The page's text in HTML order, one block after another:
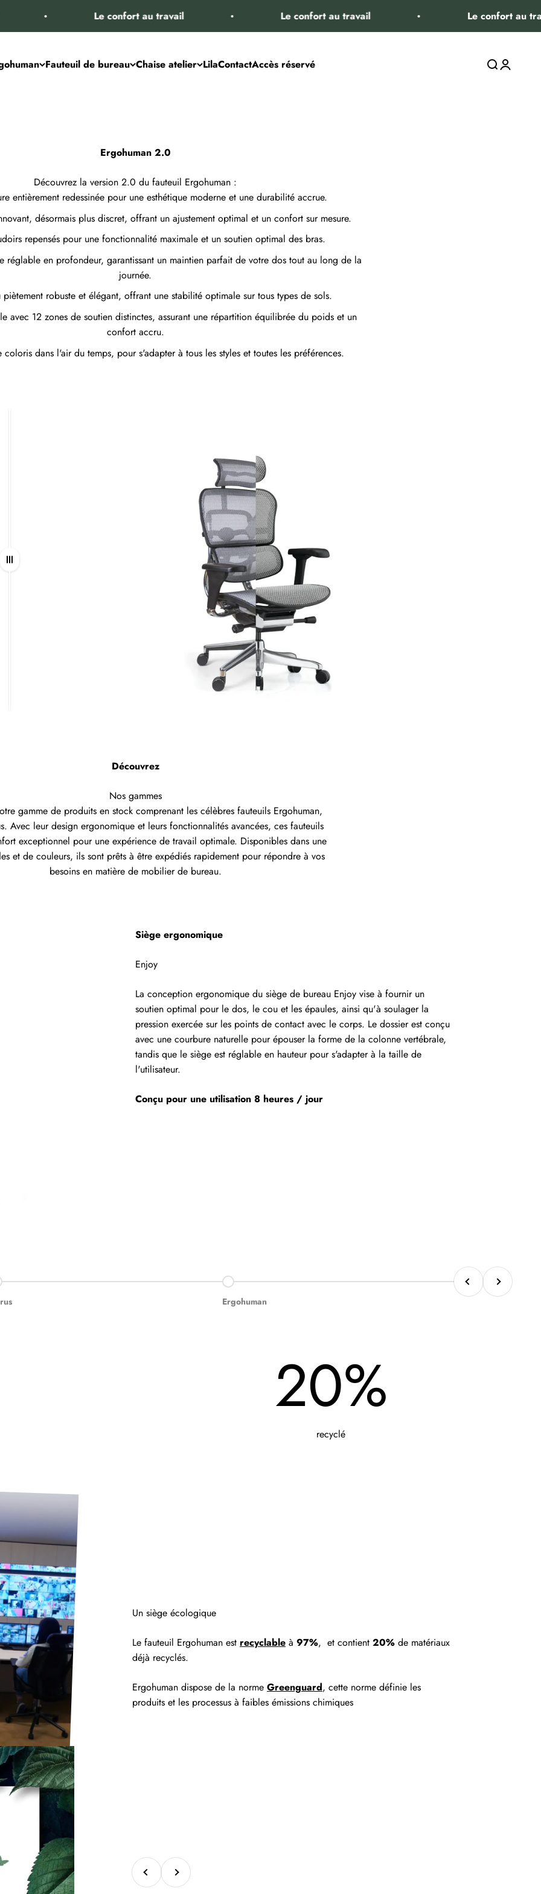
Le confort au travail Le confort au travail Le confort au travail
Fauteuil de bureau Chaise atelier LilaContactAccès réservé
Ouvrir la
Ouvrir le
Ergohuman 2.0
Découvrez la version 2.0 du fauteuil Ergohuman :
entièrement redessinée pour une esthétique moderne et une durabilité accrue.
désormais plus discret, offrant un ajustement optimal et un confort sur mesure.
repensés pour une fonctionnalité maximale et un soutien optimal des bras.
réglable en profondeur, garantissant un maintien parfait de votre dos tout au long de la
journée.
piètement robuste et élégant, offrant une stabilité optimale sur tous types de sols.
avec 12 zones de soutien distinctes, assurant une répartition équilibrée du poids et un
confort accru.
coloris dans l'air du temps, pour s'adapter à tous les styles et toutes les préférences.
Tirer
Découvrez
Nos gammes
gamme de produits en stock comprenant les célèbres fauteuils Ergohuman,
Avec leur design ergonomique et leurs fonctionnalités avancées, ces fauteuils
exceptionnel pour une expérience de travail optimale. Disponibles dans une
et de couleurs, ils sont prêts à être expédiés rapidement pour répondre à vos
besoins en matière de mobilier de bureau.
Siège ergonomique
Enjoy
La conception ergonomique du siège de bureau Enjoy vise à fournir un
soutien optimal pour le dos, le cou et les épaules, ainsi qu'à soulager la
pression exercée sur les points de contact avec le corps. Le dossier est conçu
avec une courbure naturelle pour épouser la forme de la colonne vertébrale,
tandis que le siège est réglable en hauteur pour s'adapter à la taille de
l'utilisateur.
Conçu pour une utilisation 8 heures / jour
à l'élément 2 Aller à l'élément 3
Ergohuman
PrécédentSuivant
20%
recyclé
Le fauteuil Ergohuman est recyclable à 97%, et contient 20% de matériaux
déjà recyclés.
Ergohuman dispose de la norme Greenguard, cette norme définie les
produits et les processus à faibles émissions chimiques
PrécédentSuivant